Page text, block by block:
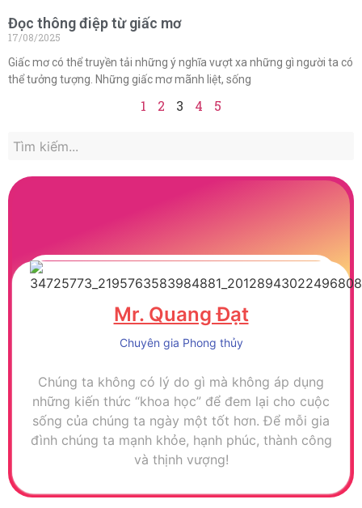
Đọc thông điệp từ giấc mơ
17/08/2025
Giấc mơ có thể truyền tải những ý nghĩa vượt xa những gì người ta có
thể tưởng tượng. Những giấc mơ mãnh liệt, sống
1 2 3 4 5
Mr. Quang Đạt
Chuyên gia Phong thủy
Chúng ta không có lý do gì mà không áp dụng
những kiến thức “khoa học” để đem lại cho cuộc
sống của chúng ta ngày một tốt hơn. Để mỗi gia
đình chúng ta mạnh khỏe, hạnh phúc, thành công
và thịnh vượng!